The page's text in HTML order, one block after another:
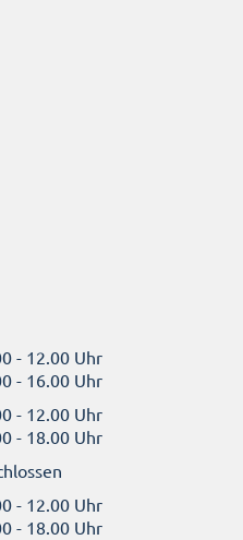
- 12.00 Uhr
- 16.00 Uhr
- 12.00 Uhr
- 18.00 Uhr
- 12.00 Uhr
- 18.00 Uhr